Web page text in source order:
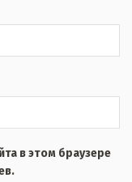
в этом браузере